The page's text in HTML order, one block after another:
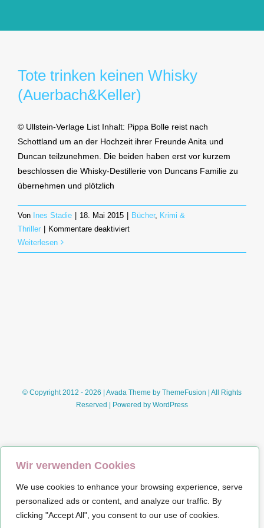
Wir verwenden Cookies
We use cookies to enhance your browsing experience, serve
personalized ads or content, and analyze our traffic. By
clicking "Accept All", you consent to our use of cookies.
Über mich
Tote trinken keinen Whisky
(Auerbach&Keller)
© Ullstein-Verlage List Inhalt: Pippa Bolle reist nach
Schottland um an der Hochzeit ihrer Freunde Anita und
Duncan teilzunehmen. Die beiden haben erst vor kurzem
beschlossen die Whisky-Destillerie von Duncans Familie zu
übernehmen und plötzlich
Von Ines Stadie | 18. Mai 2015 | Bücher, Krimi &
Thriller | Kommentare deaktiviertfür
trinken
Weiterlesen
© Copyright 2012 - 2026 | Avada Theme by ThemeFusion | All Rights
Reserved | Powered by WordPress
Impressum